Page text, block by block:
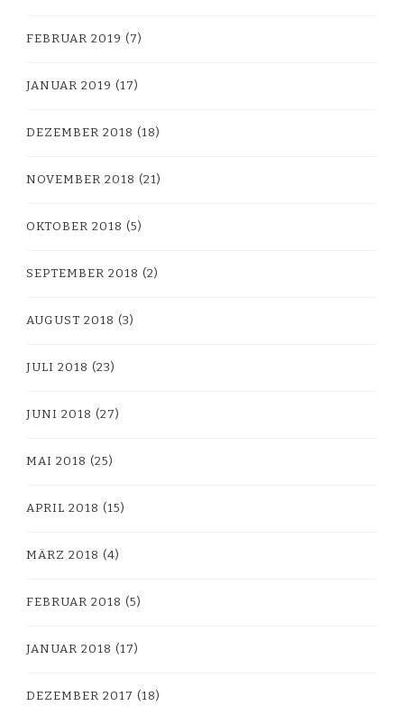
FEBRUAR 2019 (7)
JANUAR 2019 (17)
DEZEMBER 2018 (18)
NOVEMBER 2018 (21)
OKTOBER 2018 (5)
SEPTEMBER 2018 (2)
AUGUST 2018 (3)
JULI 2018 (23)
JUNI 2018 (27)
MAI 2018 (25)
APRIL 2018 (15)
MÄRZ 2018 (4)
FEBRUAR 2018 (5)
JANUAR 2018 (17)
DEZEMBER 2017 (18)